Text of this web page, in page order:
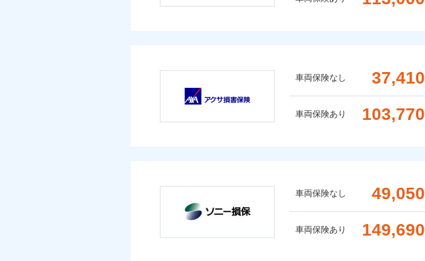
車両保険なし 37,410
車両保険あり 103,770
車両保険なし 49,050
車両保険あり 149,690